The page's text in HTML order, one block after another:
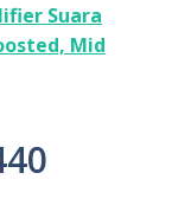
Suara
Mid